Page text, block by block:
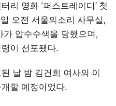
리 영화 ‘퍼스트레이디’ 첫
오전 서울의소리 사무실,
압수수색을 당했으며,
이 선포됐다.
날 밤 김건희 여사의 이
할 예정이었다.